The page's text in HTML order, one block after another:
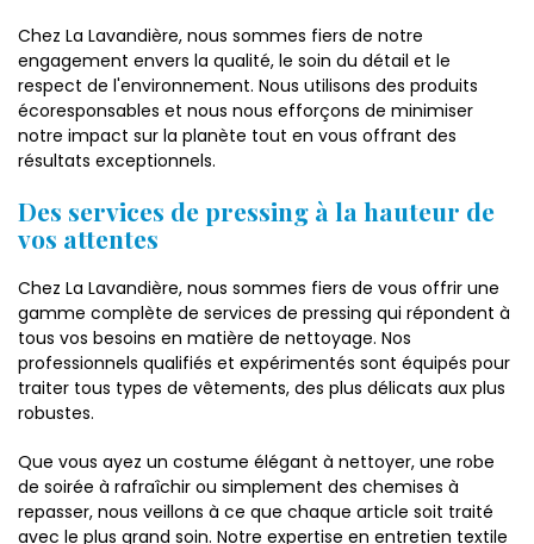
Chez La Lavandière, nous sommes fiers de notre
engagement envers la qualité, le soin du détail et le
respect de l'environnement. Nous utilisons des produits
écoresponsables et nous nous efforçons de minimiser
notre impact sur la planète tout en vous offrant des
résultats exceptionnels.
Des services de pressing à la hauteur de
vos attentes
Chez La Lavandière, nous sommes fiers de vous offrir une
gamme complète de services de pressing qui répondent à
tous vos besoins en matière de nettoyage. Nos
professionnels qualifiés et expérimentés sont équipés pour
traiter tous types de vêtements, des plus délicats aux plus
robustes.
Que vous ayez un costume élégant à nettoyer, une robe
de soirée à rafraîchir ou simplement des chemises à
repasser, nous veillons à ce que chaque article soit traité
avec le plus grand soin. Notre expertise en entretien textile